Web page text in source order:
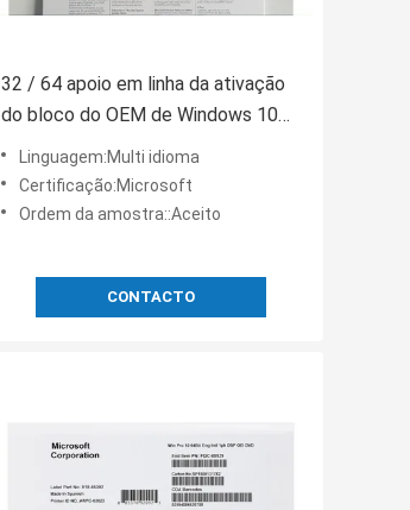
32 / 64 apoio em linha da ativação
do bloco do OEM de Windows 10
do bocado multi língua do pro
Linguagem:Multi idioma
Certificação:Microsoft
Ordem da amostra::Aceito
CONTACTO